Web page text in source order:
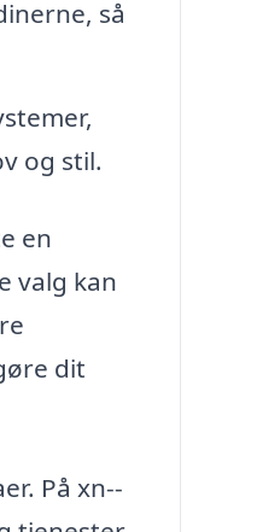
så
og stil.
en
valg kan
dit
På xn--